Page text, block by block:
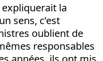
expliquerait la
sens, c’est
oublient de
responsables